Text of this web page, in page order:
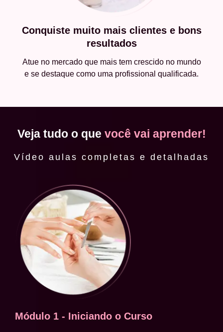
Conquiste muito mais clientes e bons
resultados
Atue no mercado que mais tem crescido no mundo
e se destaque como uma profissional qualificada.
Veja tudo o que você vai aprender!
Vídeo aulas completas e detalhadas
Módulo 1 - Iniciando o Curso